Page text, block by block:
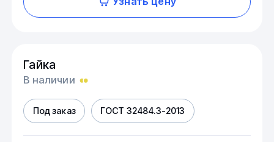
Гайка
В наличии
Под заказ ГОСТ 32484.3-2013